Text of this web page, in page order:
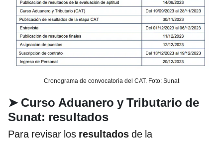
Cronograma de convocatoria del CAT. Foto: Sunat
➤ Curso Aduanero y Tributario de
Sunat: resultados
Para revisar los resultados de la